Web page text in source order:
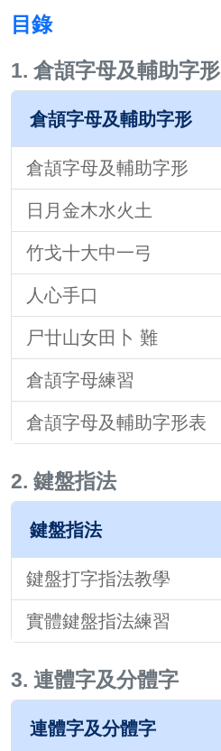
目錄
1. 倉頡字母及輔助字形
倉頡字母及輔助字形
倉頡字母及輔助字形
日月金木水火土
竹戈十大中一弓
人心手口
尸廿山女田卜 難
倉頡字母練習
倉頡字母及輔助字形表
2. 鍵盤指法
鍵盤指法
鍵盤打字指法教學
實體鍵盤指法練習
3. 連體字及分體字
連體字及分體字